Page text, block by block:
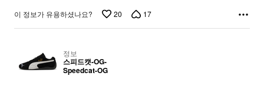
이 정보가 유용하셨나요? 20 17
정보
스피드캣-OG-
Speedcat-OG